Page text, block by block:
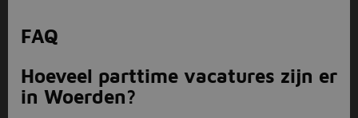
FAQ
Hoeveel parttime vacatures zijn er
in Woerden?